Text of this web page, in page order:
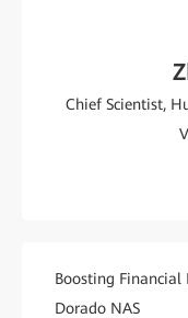
Chief Scientist,
Boosting
Dorado NAS